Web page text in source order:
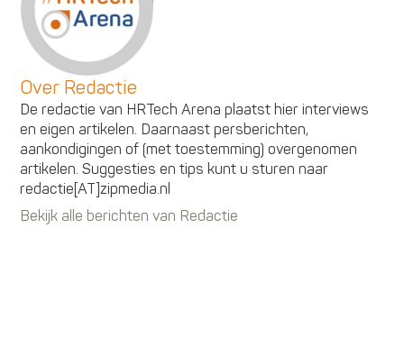
Over Redactie
De redactie van HRTech Arena plaatst hier interviews
en eigen artikelen. Daarnaast persberichten,
aankondigingen of (met toestemming) overgenomen
artikelen. Suggesties en tips kunt u sturen naar
redactie[AT]zipmedia.nl
Bekijk alle berichten van Redactie